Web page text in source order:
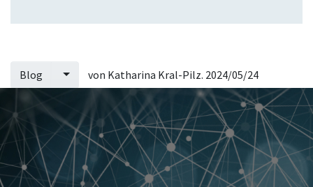
Blog von Katharina Kral-Pilz. 2024/05/24